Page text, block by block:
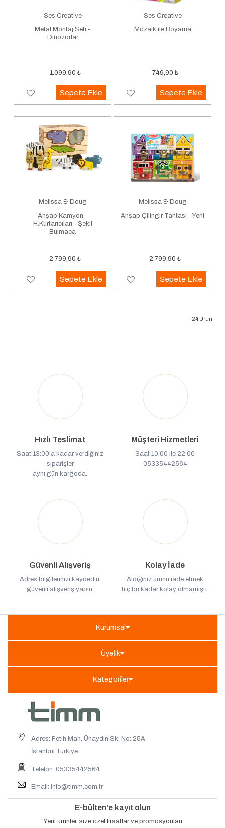
Ses Creative
Metal Montaj Seti -
Dinozorlar
1.099,90 ₺
Sepete Ekle
Ses Creative
Mozaik ile Boyama
749,90 ₺
Sepete Ekle
Melissa & Doug
Ahşap Kamyon -
H.Kurtarıcıları - Şekil
Bulmaca
2.799,90 ₺
Sepete Ekle
Melissa & Doug
Ahşap Çilingir Tahtası - Yeni
2.799,90 ₺
Sepete Ekle
24 Ürün
Hızlı Teslimat
Saat 13:00’a kadar verdiğiniz
siparişler
aynı gün kargoda.
Müşteri Hizmetleri
Saat 10:00 ile 22:00
05335442564
Güvenli Alışveriş
Adres bilgilerinizi kaydedin.
güvenli alışveriş yapın.
Kolay İade
Aldığınız ürünü iade etmek
hiç bu kadar kolay olmamıştı.
Kurumsal
Üyelik
Kategoriler
Adres: Fetih Mah. Ünaydın Sk. No: 25A
İstanbul Türkiye
Telefon: 05335442564
Email: info@timm.com.tr
E-bülten'e kayıt olun
Yeni ürünler, size özel fırsatlar ve promosyonları